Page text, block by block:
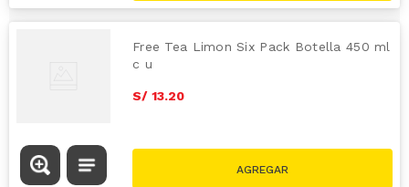
Free Tea Limon Six Pack Botella 450 ml
c u
S/ 13.20